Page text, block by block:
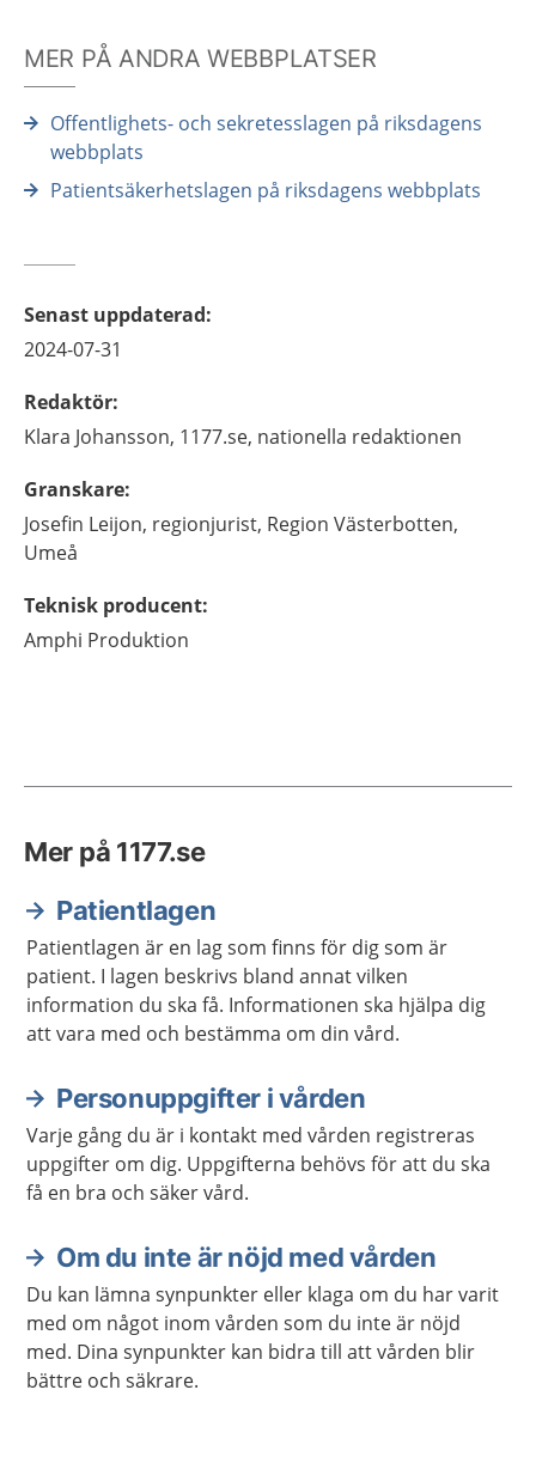
MER PÅ ANDRA WEBBPLATSER
Offentlighets- och sekretesslagen på riksdagens
webbplats
Patientsäkerhetslagen på riksdagens webbplats
Senast uppdaterad:
2024-07-31
Redaktör:
Klara Johansson, 1177.se, nationella redaktionen
Granskare:
Josefin Leijon, regionjurist, Region Västerbotten,
Umeå
Teknisk producent:
Amphi Produktion
Mer på 1177.se
Patientlagen
Patientlagen är en lag som finns för dig som är
patient. I lagen beskrivs bland annat vilken
information du ska få. Informationen ska hjälpa dig
att vara med och bestämma om din vård.
Personuppgifter i vården
Varje gång du är i kontakt med vården registreras
uppgifter om dig. Uppgifterna behövs för att du ska
få en bra och säker vård.
Om du inte är nöjd med vården
Du kan lämna synpunkter eller klaga om du har varit
med om något inom vården som du inte är nöjd
med. Dina synpunkter kan bidra till att vården blir
bättre och säkrare.